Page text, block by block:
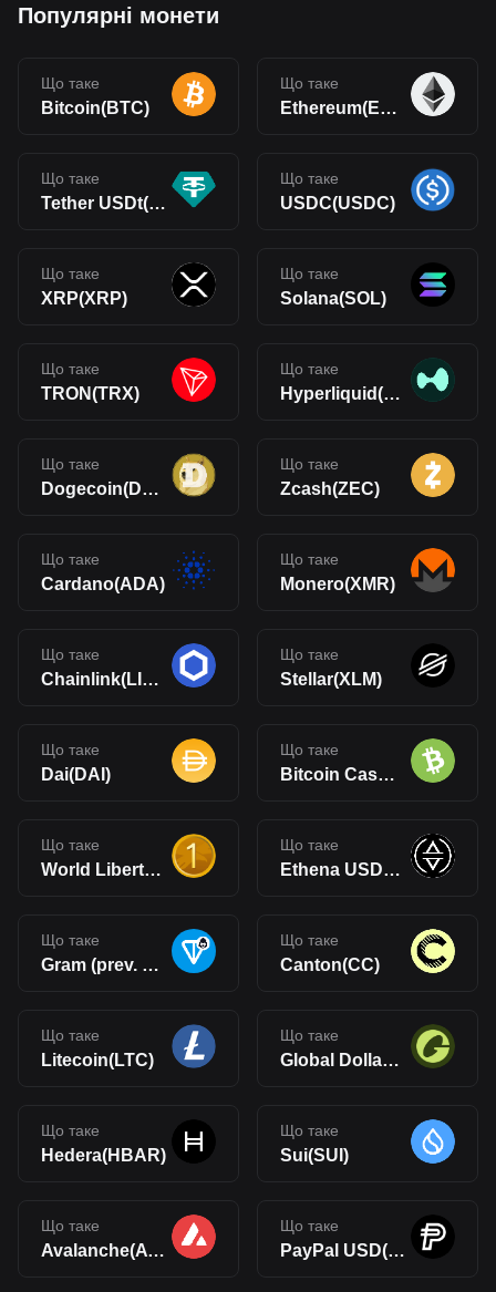
Популярні монети
Що таке
Bitcoin(BTC)
Що таке
Ethereum(ETH)
Що таке
Tether USDt(USDT)
Що таке
USDC(USDC)
Що таке
XRP(XRP)
Що таке
Solana(SOL)
Що таке
TRON(TRX)
Що таке
Hyperliquid(HYPE)
Що таке
Dogecoin(DOGE)
Що таке
Zcash(ZEC)
Що таке
Cardano(ADA)
Що таке
Monero(XMR)
Що таке
Chainlink(LINK)
Що таке
Stellar(XLM)
Що таке
Dai(DAI)
Що таке
Bitcoin Cash(BCH)
Що таке
World Liberty Financial USD(USD1)
Що таке
Ethena USDe(USDe)
Що таке
Gram (prev. Toncoin)(GRAM)
Що таке
Canton(CC)
Що таке
Litecoin(LTC)
Що таке
Global Dollar(USDG)
Що таке
Hedera(HBAR)
Що таке
Sui(SUI)
Що таке
Avalanche(AVAX)
Що таке
PayPal USD(PYUSD)